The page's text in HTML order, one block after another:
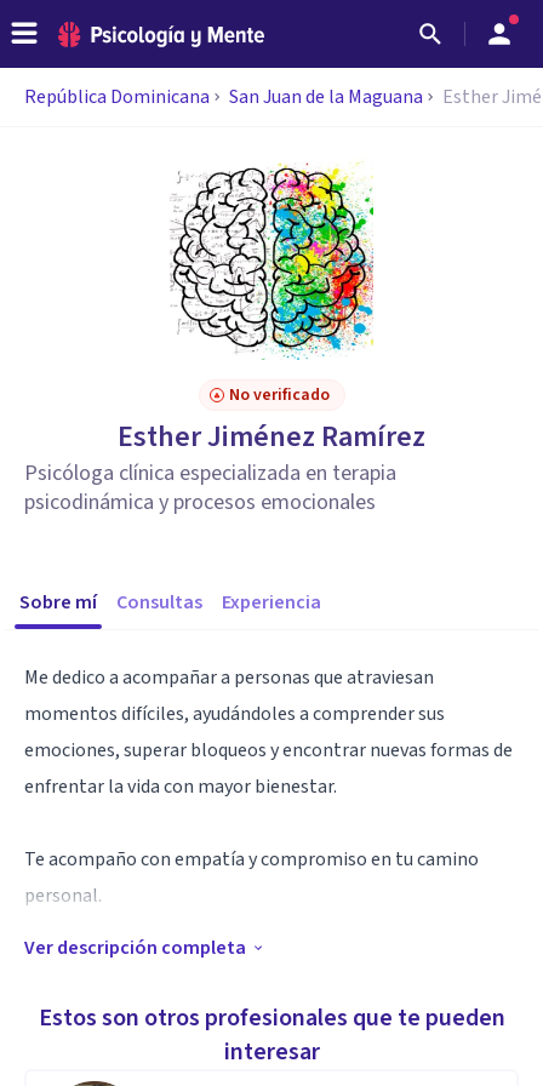
República Dominicana San Juan de la Maguana Esther
No verificado
Esther Jiménez Ramírez
Psicóloga clínica especializada en terapia
psicodinámica y procesos emocionales
Sobre mí Consultas Experiencia
Me dedico a acompañar a personas que atraviesan
momentos difíciles, ayudándoles a comprender sus
emociones, superar bloqueos y encontrar nuevas formas de
enfrentar la vida con mayor bienestar.
Te acompaño con empatía y compromiso en tu camino
personal.
Aptitudes
verdad, no solo las palabras, sino también lo que se queda
Ver descripción completa
Estos son otros profesionales que te pueden
interesar